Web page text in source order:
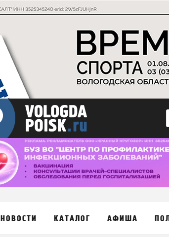
НОВОСТИ КАТАЛОГ АФИША